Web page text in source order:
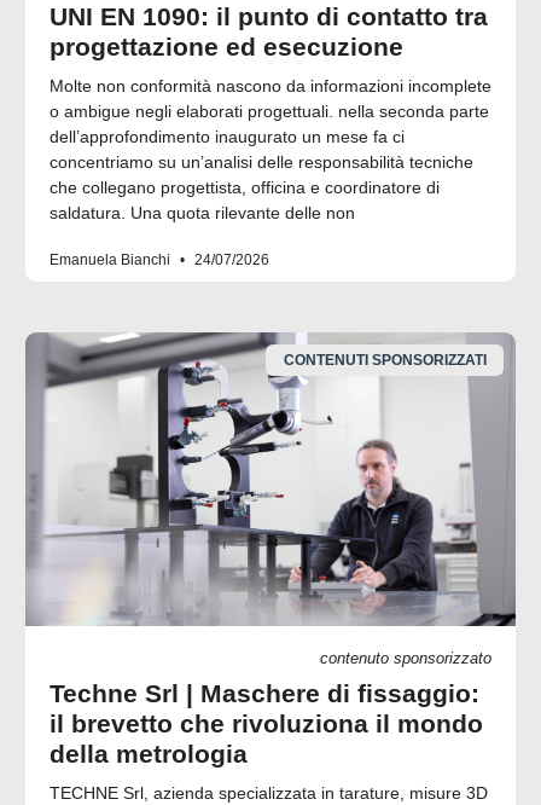
UNI EN 1090: il punto di contatto tra
progettazione ed esecuzione
Molte non conformità nascono da informazioni incomplete
o ambigue negli elaborati progettuali. nella seconda parte
dell’approfondimento inaugurato un mese fa ci
concentriamo su un’analisi delle responsabilità tecniche
che collegano progettista, officina e coordinatore di
saldatura. Una quota rilevante delle non
Emanuela Bianchi 24/07/2026
CONTENUTI SPONSORIZZATI
contenuto sponsorizzato
Techne Srl | Maschere di fissaggio:
il brevetto che rivoluziona il mondo
della metrologia
TECHNE Srl, azienda specializzata in tarature, misure 3D